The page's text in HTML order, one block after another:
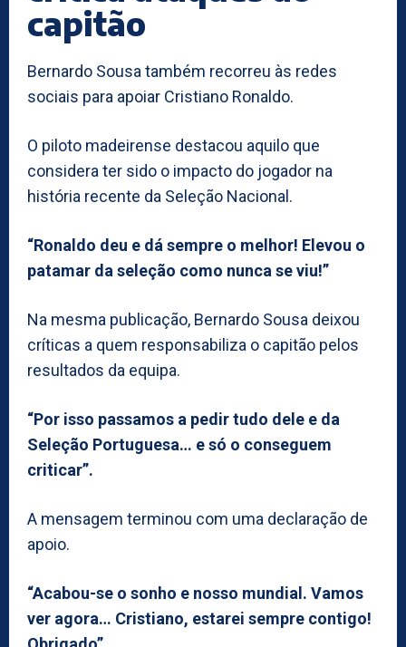
capitão
Bernardo Sousa também recorreu às redes
sociais para apoiar Cristiano Ronaldo.
O piloto madeirense destacou aquilo que
considera ter sido o impacto do jogador na
história recente da Seleção Nacional.
“Ronaldo deu e dá sempre o melhor! Elevou o
patamar da seleção como nunca se viu!”
Na mesma publicação, Bernardo Sousa deixou
críticas a quem responsabiliza o capitão pelos
resultados da equipa.
“Por isso passamos a pedir tudo dele e da
Seleção Portuguesa… e só o conseguem
criticar”.
A mensagem terminou com uma declaração de
apoio.
“Acabou-se o sonho e nosso mundial. Vamos
ver agora… Cristiano, estarei sempre contigo!